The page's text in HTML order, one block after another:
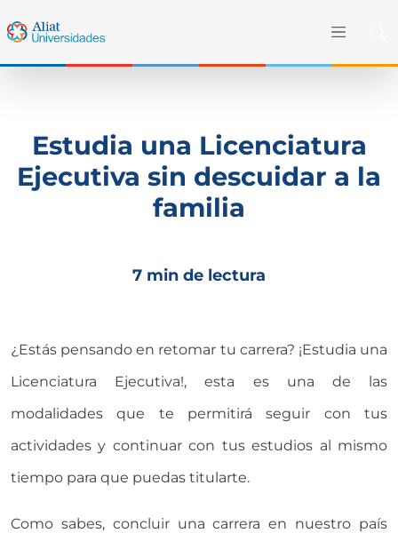
Estudia una Licenciatura
Ejecutiva sin descuidar a la
familia
7 min de lectura
¿Estás pensando en retomar tu carrera? ¡Estudia una
Licenciatura Ejecutiva!, esta es una de las
modalidades que te permitirá seguir con tus
actividades y continuar con tus estudios al mismo
tiempo para que puedas titularte.
Como sabes, concluir una carrera en nuestro país